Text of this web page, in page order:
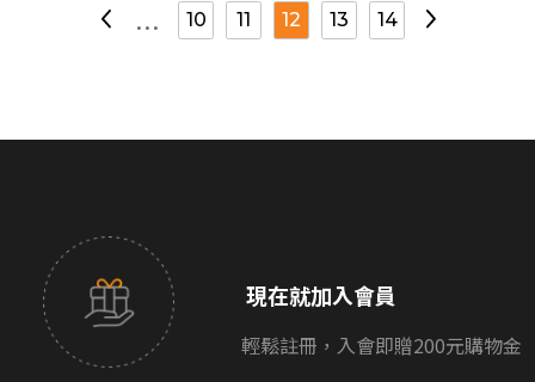
... 10 11 12 13 14
現在就加入會員
輕鬆註冊，入會即贈200元購物金